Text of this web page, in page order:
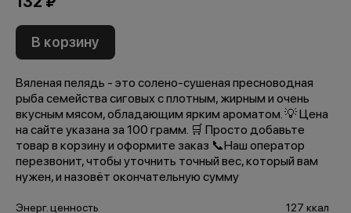
В корзину
Вяленая пелядь - это солено-сушеная пресноводная
рыба семейства сиговых с плотным, жирным и очень
вкусным мясом, обладающим ярким ароматом. 💡 Цена
на сайте указана за 100 грамм. 🛒 Просто добавьте
товар в корзину и оформите заказ 📞Наш оператор
перезвонит, чтобы уточнить точный вес, который вам
нужен, и назовёт окончательную сумму
Энерг. ценность
127 ккал